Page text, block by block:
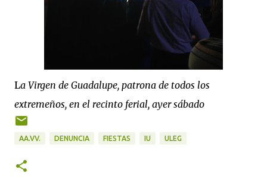
La Virgen de Guadalupe, patrona de todos los
extremeños, en el recinto ferial, ayer sábado
AA.VV. DENUNCIA FIESTAS IU ULEG